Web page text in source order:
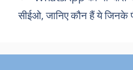
सीईओ, जानिए कौन हैं ये जिनके